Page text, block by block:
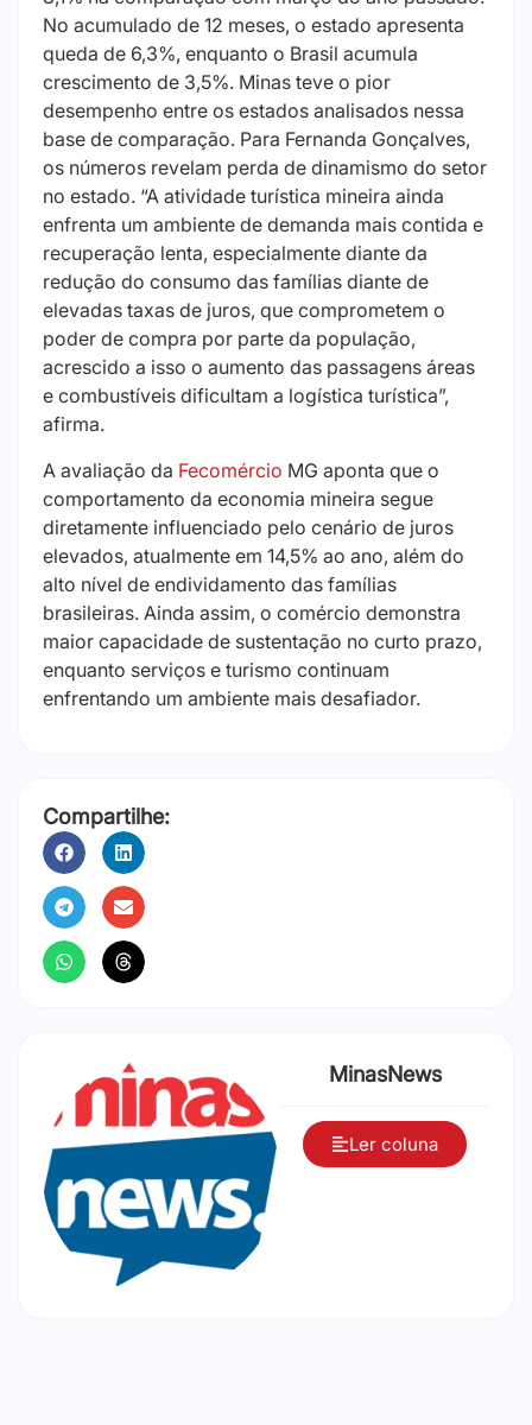
No acumulado de 12 meses, o estado apresenta
queda de 6,3%, enquanto o Brasil acumula
crescimento de 3,5%. Minas teve o pior
desempenho entre os estados analisados nessa
base de comparação. Para Fernanda Gonçalves,
os números revelam perda de dinamismo do setor
no estado. “A atividade turística mineira ainda
enfrenta um ambiente de demanda mais contida e
recuperação lenta, especialmente diante da
redução do consumo das famílias diante de
elevadas taxas de juros, que comprometem o
poder de compra por parte da população,
acrescido a isso o aumento das passagens áreas
e combustíveis dificultam a logística turística”,
afirma.
A avaliação da Fecomércio MG aponta que o
comportamento da economia mineira segue
diretamente influenciado pelo cenário de juros
elevados, atualmente em 14,5% ao ano, além do
alto nível de endividamento das famílias
brasileiras. Ainda assim, o comércio demonstra
maior capacidade de sustentação no curto prazo,
enquanto serviços e turismo continuam
enfrentando um ambiente mais desafiador.
Compartilhe:
MinasNews
Ler coluna